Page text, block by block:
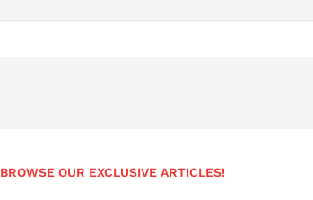
BROWSE OUR EXCLUSIVE ARTICLES!